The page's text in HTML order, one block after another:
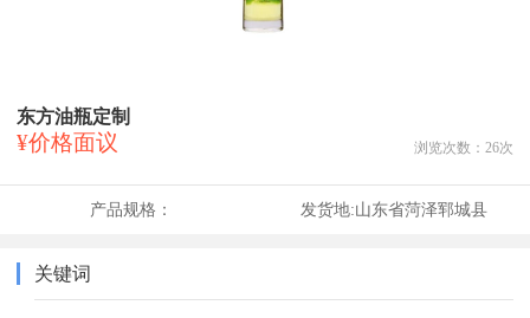
东方油瓶定制
¥价格面议 浏览次数： 26次
产品规格： 发货地:山东省菏泽郓城县
关键词